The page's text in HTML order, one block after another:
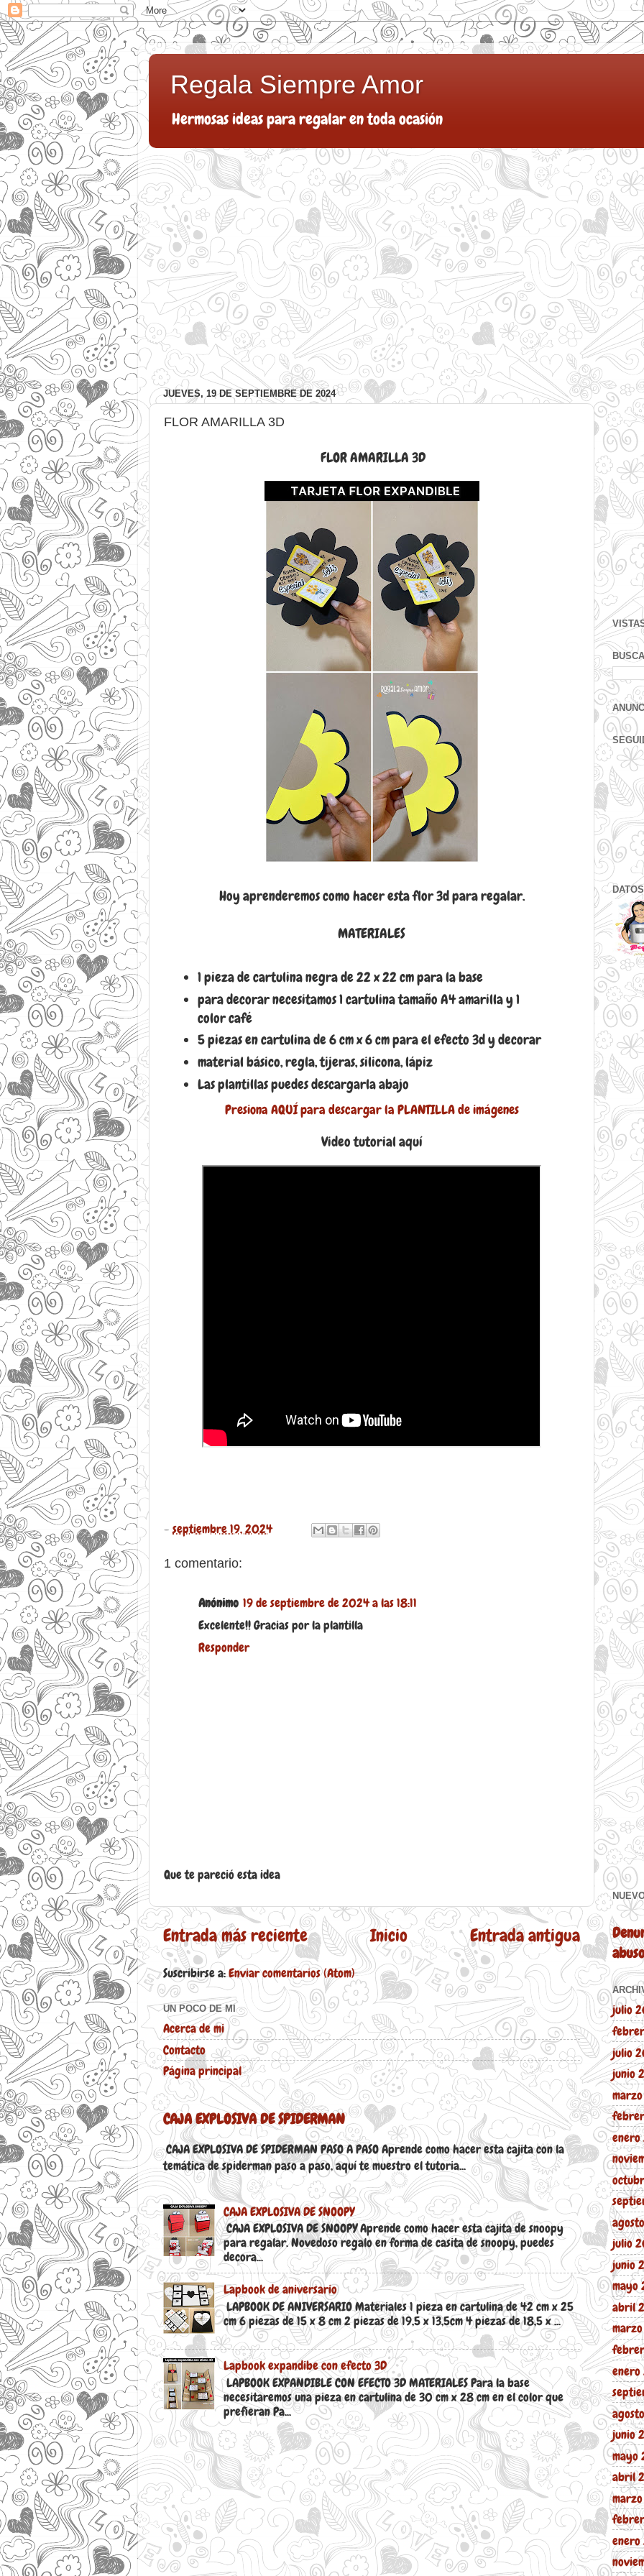
Regala Siempre Amor
Hermosas ideas para regalar en toda ocasión
JUEVES, 19 DE SEPTIEMBRE DE 2024
FLOR AMARILLA 3D
FLOR AMARILLA 3D
Hoy aprenderemos como hacer esta flor 3d para regalar.
MATERIALES
1 pieza de cartulina negra de 22 x 22 cm para la base
para decorar necesitamos 1 cartulina tamaño A4 amarilla y 1
color café
5 piezas en cartulina de 6 cm x 6 cm para el efecto 3d y decorar
material básico, regla, tijeras, silicona, lápiz
Las plantillas puedes descargarla abajo
Presiona AQUÍ para descargar la PLANTILLA de imágenes
Video tutorial aquí
-septiembre 19, 2024
1 comentario:
Anónimo 19 de septiembre de 2024 a las 18:11
Excelente!! Gracias por la plantilla
Responder
Que te pareció esta idea
Entrada más reciente Entrada antigua
Inicio
Suscribirse a:Enviar comentarios (Atom)
UN POCO DE MI
Acerca de mi
Contacto
Página principal
CAJA EXPLOSIVA DE SPIDERMAN
CAJA EXPLOSIVA DE SPIDERMAN PASO A PASO Aprende como hacer esta cajita con la
temática de spiderman paso a paso, aquí te muestro el tutoria...
CAJA EXPLOSIVA DE SNOOPY
CAJA EXPLOSIVA DE SNOOPY Aprende como hacer esta cajita de snoopy
para regalar. Novedoso regalo en forma de casita de snoopy, puedes
decora...
Lapbook de aniversario
LAPBOOK DE ANIVERSARIO Materiales 1 pieza en cartulina de 42 cm x 25
cm 6 piezas de 15 x 8 cm 2 piezas de 19,5 x 13,5cm 4 piezas de 18,5 x ...
Lapbook expandibe con efecto 3D
LAPBOOK EXPANDIBLE CON EFECTO 3D MATERIALES Para la base
necesitaremos una pieza en cartulina de 30 cm x 28 cm en el color que
prefieran Pa...
abuso
julio
julio
junio
julio
junio
mayo
abril
junio
mayo
abril